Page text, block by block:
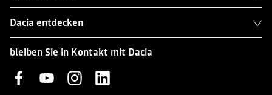
Dacia entdecken
bleiben Sie in Kontakt mit Dacia